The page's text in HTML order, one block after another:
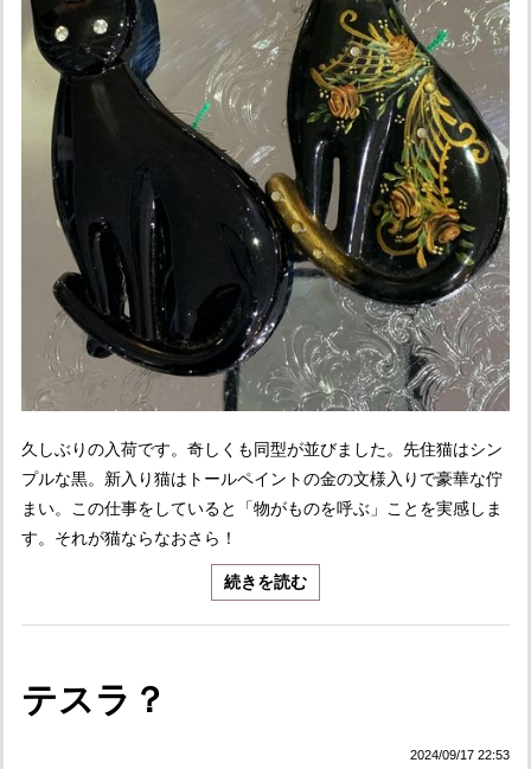
久しぶりの入荷です。奇しくも同型が並びました。先住猫はシン
プルな黒。新入り猫はトールペイントの金の文様入りで豪華な佇
まい。この仕事をしていると「物がものを呼ぶ」ことを実感しま
す。それが猫ならなおさら！
続きを読む
テスラ？
2024/09/17 22:53